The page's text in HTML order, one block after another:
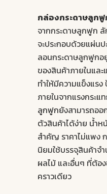
กล่องกระดาษลูกฟู
จากกระดาษลูกฟูก
จะประกอบด้วยแผ่น
ลอนกระดาษลูกฟูกอ
ของสินค้าภายในแล
ทำให้มีความแข็งแร
ภายในจากแรงกระแ
ลูกฟูกยังสามารถออ
ตัวสินค้าได้ง่าย น้ำห
สำคัญ ราคาไม่แพง
นิยมใช้บรรจุสินค้าจ
ผลไม้ และอื่นๆ ที่ต้อ
คราวเดียว